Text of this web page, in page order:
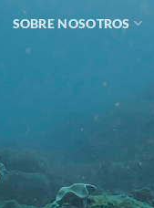
SOBRE NOSOTROS